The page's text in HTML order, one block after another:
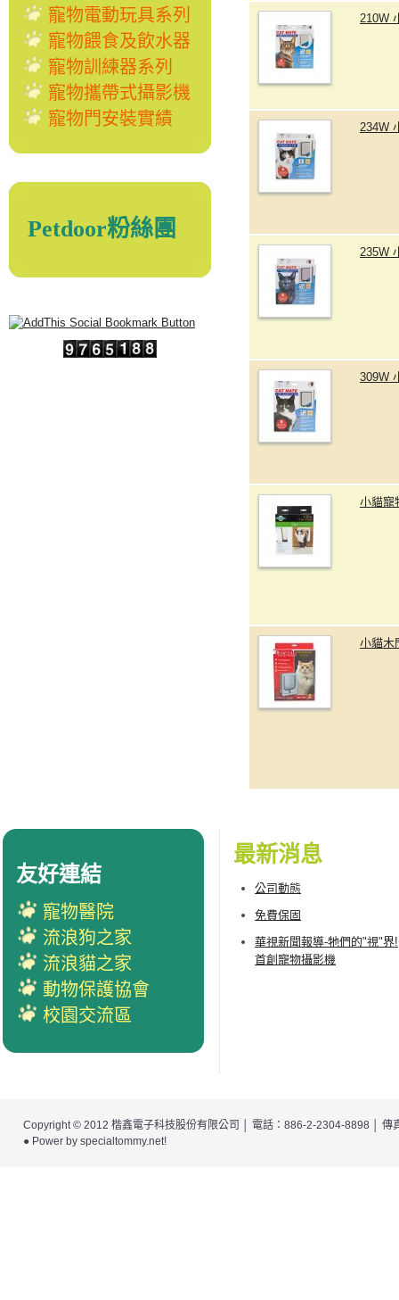
寵物電動玩具系列
寵物餵食及飲水器
寵物訓練器系列
寵物攜帶式攝影機
寵物門安裝實績
Petdoor粉絲團
210W
234W
235W
309W
小貓寵
小貓木
最新消息
公司動態
免費保固
華視新聞報導-牠們的"視"界!
首創寵物攝影機
友好連結
寵物醫院
流浪狗之家
流浪貓之家
動物保護協會
校園交流區
Copyright © 2012 楷鑫電子科技股份有限公司
│ 電話：886-2-2304-8898 │
● Power by specialtommy.net!